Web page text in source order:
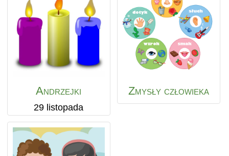
Andrzejki
29 listopada
Zmysły człowieka